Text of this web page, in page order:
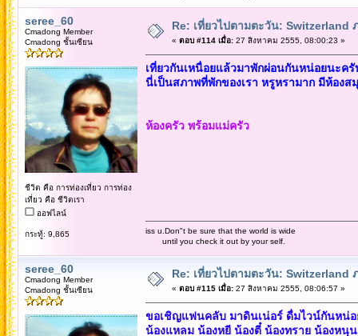
seree_60
Cmadong Member
Cmadong ชั้นเซียน
ชีวิต คือ การท่องเที่ยว การท่อง
เที่ยว คือ ชีวิตเรา
ออฟไลน์
กระทู้: 9,865
Re: เที่ยวไปตามตะวัน: Switzerland
« ตอบ #114 เมื่อ:27 สิงหาคม 2555, 08:00:23 »
เที่ยวกันเหนื่อยแล้วมาพักผ่อนกันหน่อยนะครั
นี่เป็นสภาพที่พักของเรา หรูหรามาก มีห้องส
ห้องครัว พร้อมแม่ครัว
iss u.Don"t be sure that the world is wide
until you check it out by your self.
seree_60
Cmadong Member
Cmadong ชั้นเซียน
Re: เที่ยวไปตามตะวัน: Switzerland
« ตอบ #115 เมื่อ:27 สิงหาคม 2555, 08:06:57 »
ขอเชิญแฟนคลับ มาดินเน่อร์ ดื่มไวน์กันหน่อ
น้องแหลม น้องหยี น้องตี๋ น้องทราย น้องหนุ